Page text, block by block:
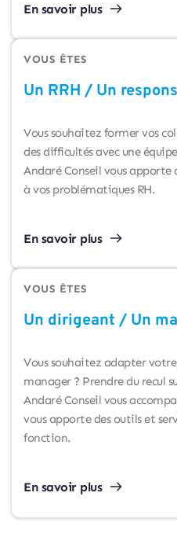
En savoir plus
VOUS ÊTES
Un RRH / Un
Vous souhaitez former vos
des difficultés avec une
Andaré Conseil vous apporte
à vos problématiques RH.
En savoir plus
VOUS ÊTES
Un dirigeant / Un
Vous souhaitez adapter
manager ? Prendre du recul
Andaré Conseil vous
vous apporte des outils et
fonction.
En savoir plus